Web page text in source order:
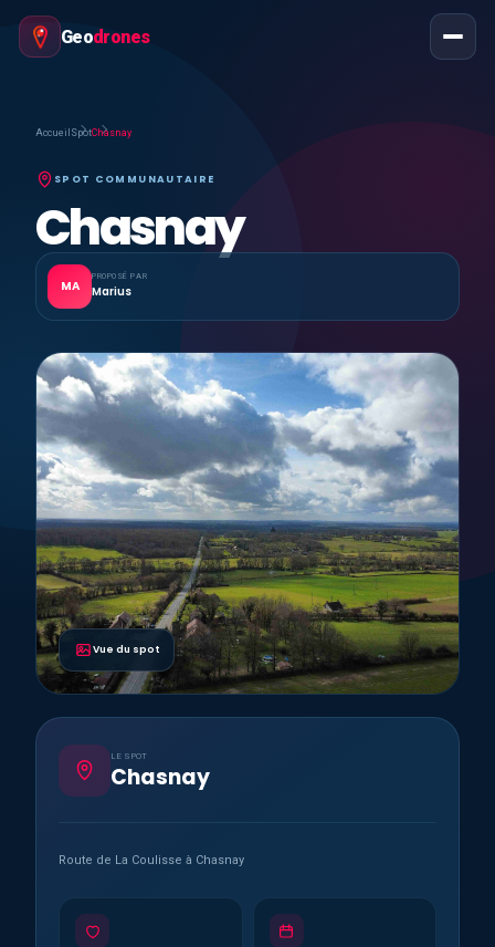
Geodrones
Accueil SpotChasnay
SPOT COMMUNAUTAIRE
Chasnay
MA
PROPOSÉ PAR
Marius
Vue du spot
LE SPOT
Chasnay
Route de La Coulisse à Chasnay